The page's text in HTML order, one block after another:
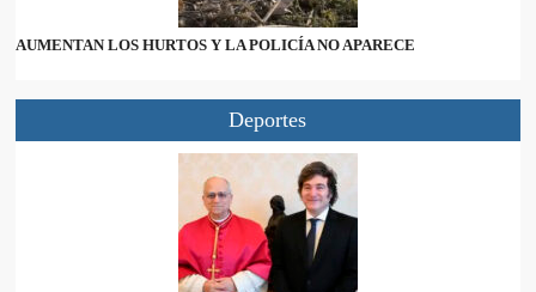
AUMENTAN LOS HURTOS Y LA POLICÍA NO APARECE
Deportes